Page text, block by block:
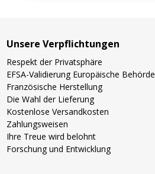
Unsere Verpflichtungen
Respekt der Privatsphäre
EFSA-Validierung Europäische Behörde
Französische Herstellung
Die Wahl der Lieferung
Kostenlose Versandkosten
Zahlungsweisen
Ihre Treue wird belohnt
Forschung und Entwicklung